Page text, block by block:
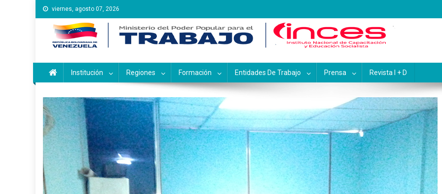
Saltar
al
contenido
viernes, agosto 07, 2026
Instituto Nacional de Capacitación y Educación
Inces
Institución Regiones Formación Entidades De Trabajo Prensa Revista I + D